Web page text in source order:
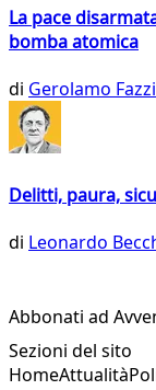
La pace
bomba atomica
di Gerolamo
Delitti, paura,
di Leonardo
Abbonati ad
Sezioni del sito
HomeAttualità